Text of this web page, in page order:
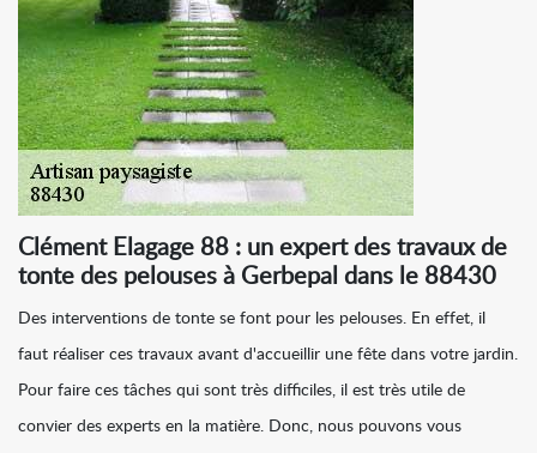
Clément Elagage 88 : un expert des travaux de
tonte des pelouses à Gerbepal dans le 88430
Des interventions de tonte se font pour les pelouses. En effet, il
faut réaliser ces travaux avant d'accueillir une fête dans votre jardin.
Pour faire ces tâches qui sont très difficiles, il est très utile de
convier des experts en la matière. Donc, nous pouvons vous